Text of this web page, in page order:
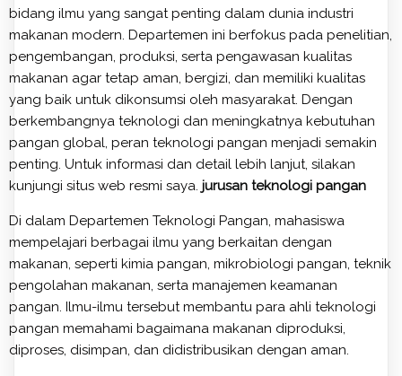
bidang ilmu yang sangat penting dalam dunia industri
makanan modern. Departemen ini berfokus pada penelitian,
pengembangan, produksi, serta pengawasan kualitas
makanan agar tetap aman, bergizi, dan memiliki kualitas
yang baik untuk dikonsumsi oleh masyarakat. Dengan
berkembangnya teknologi dan meningkatnya kebutuhan
pangan global, peran teknologi pangan menjadi semakin
penting. Untuk informasi dan detail lebih lanjut, silakan
kunjungi situs web resmi saya. jurusan teknologi pangan
Di dalam Departemen Teknologi Pangan, mahasiswa
mempelajari berbagai ilmu yang berkaitan dengan
makanan, seperti kimia pangan, mikrobiologi pangan, teknik
pengolahan makanan, serta manajemen keamanan
pangan. Ilmu-ilmu tersebut membantu para ahli teknologi
pangan memahami bagaimana makanan diproduksi,
diproses, disimpan, dan didistribusikan dengan aman.